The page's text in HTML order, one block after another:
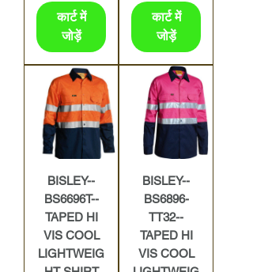
कार्ट में
जोड़ें
कार्ट में
जोड़ें
BISLEY--
BS6696T--
TAPED HI
VIS COOL
LIGHTWEIG
BISLEY--
BS6896-
TT32--
TAPED HI
VIS COOL